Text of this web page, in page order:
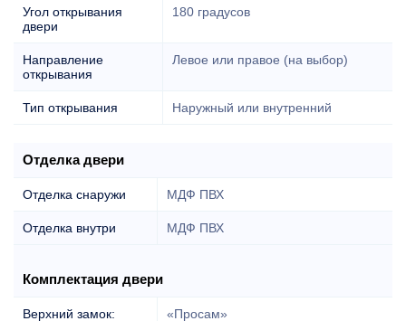
Угол открывания
двери
180 градусов
Направление
открывания
Левое или правое (на выбор)
Тип открывания Наружный или внутренний
Отделка двери
Отделка снаружи МДФ ПВХ
Отделка внутри МДФ ПВХ
Комплектация двери
Верхний замок: «Просам»